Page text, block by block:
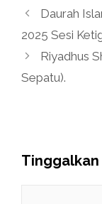
Daurah
2025 Sesi
Riyadhus
Sepatu).